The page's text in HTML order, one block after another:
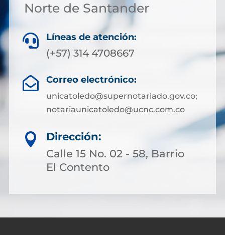
Norte de Santander
 Líneas de atención:
(+57) 314 4708667
 Correo electrónico:
unicatoledo@supernotariado.gov.co;
notariaunicatoledo@ucnc.com.co

Dirección:
Calle 15 No. 02 - 58, Barrio
El Contento